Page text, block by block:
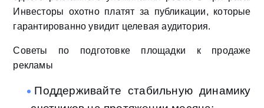
Инвесторы охотно платят за публикации, которые
гарантированно увидит целевая аудитория.
Советы по подготовке площадки к продаже
рекламы
Поддерживайте стабильную динамику